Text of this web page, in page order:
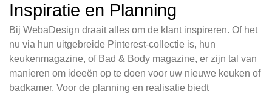
Inspiratie en Planning
Bij WebaDesign draait alles om de klant inspireren. Of het
nu via hun uitgebreide Pinterest-collectie is, hun
keukenmagazine, of Bad & Body magazine, er zijn tal van
manieren om ideeën op te doen voor uw nieuwe keuken of
badkamer. Voor de planning en realisatie biedt